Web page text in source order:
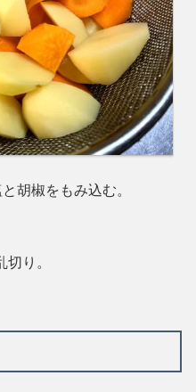
胡椒をもみ込む。
り。